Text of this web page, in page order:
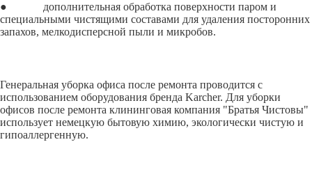
● дополнительная обработка поверхности паром и
специальными чистящими составами для удаления посторонних
запахов, мелкодисперсной пыли и микробов.
Генеральная уборка офиса после ремонта проводится с
использованием оборудования бренда Karcher. Для уборки
офисов после ремонта клининговая компания "Братья Чистовы"
использует немецкую бытовую химию, экологически чистую и
гипоаллергенную.